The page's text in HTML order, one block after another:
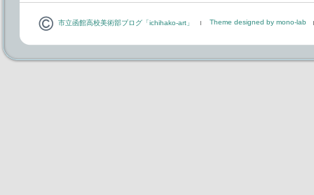
市立函館高校美術部ブログ「ichihako-art」 Theme designed by mono-lab